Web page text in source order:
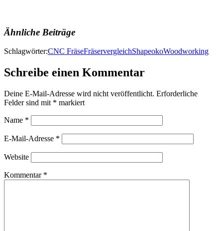
Ähnliche Beiträge
Schlagwörter:CNC FräseFräservergleichShapeokoWoodworking
Schreibe einen Kommentar
Deine E-Mail-Adresse wird nicht veröffentlicht. Erforderliche
Felder sind mit * markiert
Name *
E-Mail-Adresse *
Website
Kommentar *